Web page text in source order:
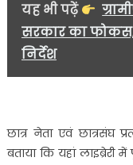
यह भी पढ़ें
सरकार का फोकस,
निर्देश
छात्र नेता एवं छात्रसंघ
बताया कि यहां